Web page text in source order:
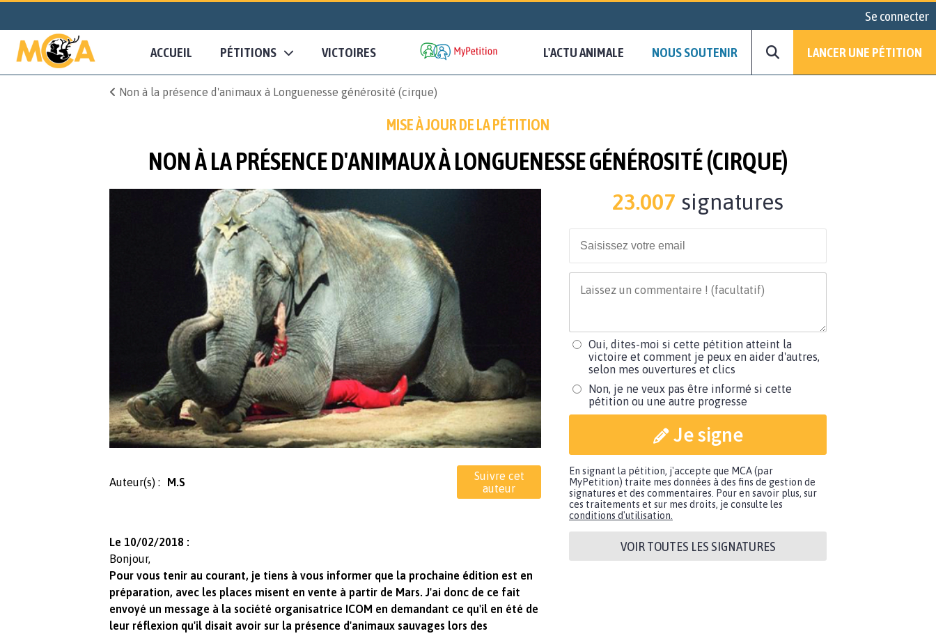
Se connecter
ACCUEIL PÉTITIONS VICTOIRES L'ACTU ANIMALE NOUS SOUTENIR LANCER UNE PÉTITION
Non à la présence d'animaux à Longuenesse générosité (cirque)
MISE À JOUR DE LA PÉTITION
NON À LA PRÉSENCE D'ANIMAUX À LONGUENESSE GÉNÉROSITÉ (CIRQUE)
Auteur(s) : M.S
Suivre cet
auteur
Le 10/02/2018 :
Bonjour,
Pour vous tenir au courant, je tiens à vous informer que la prochaine édition est en
préparation, avec les places misent en vente à partir de Mars. J'ai donc de ce fait
envoyé un message à la société organisatrice ICOM en demandant ce qu'il en été de
leur réflexion qu'il disait avoir sur la présence d'animaux sauvages lors des
23.007 signatures
Oui, dites-moi si cette pétition atteint la
victoire et comment je peux en aider d'autres,
selon mes ouvertures et clics
Non, je ne veux pas être informé si cette
pétition ou une autre progresse
Je signe
En signant la pétition, j'accepte que MCA (par
MyPetition) traite mes données à des fins de gestion de
signatures et des commentaires. Pour en savoir plus, sur
ces traitements et sur mes droits, je consulte les
conditions d'utilisation.
VOIR TOUTES LES SIGNATURES